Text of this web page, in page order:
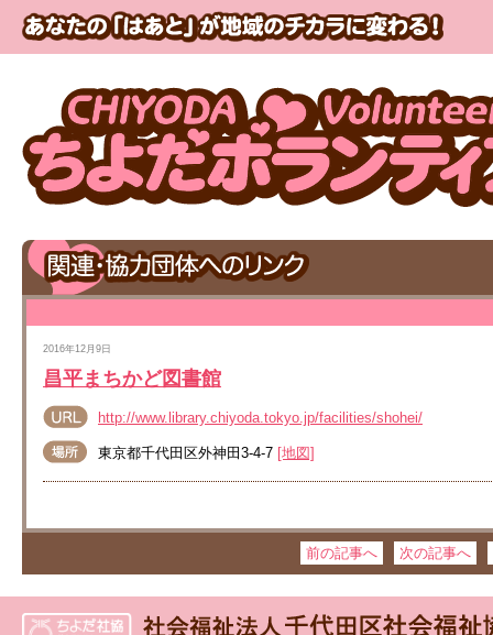
2016年12月9日
昌平まちかど図書館
http://www.library.chiyoda.tokyo.jp/facilities/shohei/
東京都千代田区外神田3-4-7 [地図]
前の記事へ 次の記事へ